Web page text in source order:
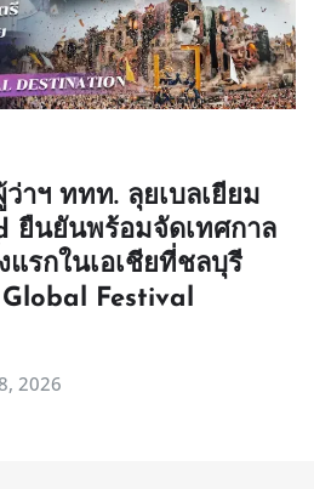
าฯ ททท. ลุยเบลเยียม
ยืนยันพร้อมจัดเทศกาล
รกในเอเชียที่ชลบุรี
Festival
2026